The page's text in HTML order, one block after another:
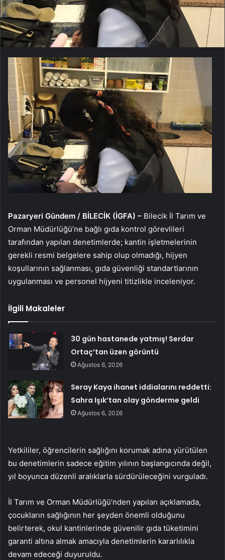
Pazaryeri Gündem / BİLECİK (İGFA) – Bilecik İl Tarım ve
Orman Müdürlüğü’ne bağlı gıda kontrol görevlileri
tarafından yapılan denetimlerde; kantin işletmelerinin
gerekli resmi belgelere sahip olup olmadığı, hijyen
koşullarının sağlanması, gıda güvenliği standartlarının
uygulanması ve personel hijyeni titizlikle inceleniyor.
İlgili Makaleler
30 gün hastanede yatmış! Serdar
Ortaç’tan üzen görüntü
Ağustos 6, 2026
Seray Kaya ihanet iddialarını reddetti:
Sahra Işık’tan olay gönderme geldi
Ağustos 6, 2026
Yetkililer, öğrencilerin sağlığını korumak adına yürütülen
bu denetimlerin sadece eğitim yılının başlangıcında değil,
yıl boyunca düzenli aralıklarla sürdürüleceğini vurguladı.
İl Tarım ve Orman Müdürlüğü’nden yapılan açıklamada,
çocukların sağlığının her şeyden önemli olduğunu
belirterek, okul kantinlerinde güvenilir gıda tüketimini
garanti altına almak amacıyla denetimlerin kararlılıkla
devam edeceği duyuruldu.